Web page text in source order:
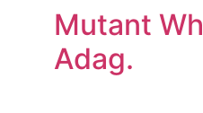
Mutant
Adag.